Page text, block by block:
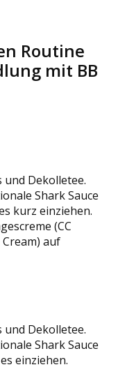
Routine
mit BB
und Dekolletee.
Shark Sauce
kurz einziehen.
(CC
Cream) auf
und Dekolletee.
Shark Sauce
einziehen.